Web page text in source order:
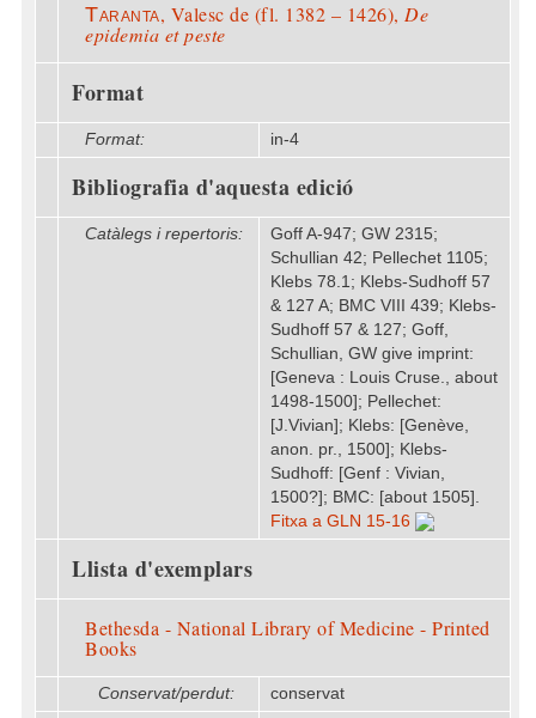
Taranta, Valesc de (fl. 1382 – 1426), De
epidemia et peste
Format
Format: in-4
Bibliografia d'aquesta edició
Catàlegs i repertoris:
Goff A-947; GW 2315;
Schullian 42; Pellechet 1105;
Klebs 78.1; Klebs-Sudhoff 57
& 127 A; BMC VIII 439; Klebs-
Sudhoff 57 & 127; Goff,
Schullian, GW give imprint:
[Geneva : Louis Cruse., about
1498-1500]; Pellechet:
[J.Vivian]; Klebs: [Genève,
anon. pr., 1500]; Klebs-
Sudhoff: [Genf : Vivian,
1500?]; BMC: [about 1505].
Fitxa a GLN 15-16
Llista d'exemplars
Bethesda - National Library of Medicine - Printed
Books
Conservat/perdut:
conservat